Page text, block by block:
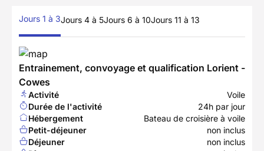
Jours 1 à 3Jours 4 à 5Jours 6 à 10Jours 11 à 13
Entrainement, convoyage et qualification Lorient -
Cowes
Activité
Voile
Durée de l'activité
24h par jour
Hébergement
Bateau de croisière à voile
Petit-déjeuner
non inclus
Déjeuner
non inclus